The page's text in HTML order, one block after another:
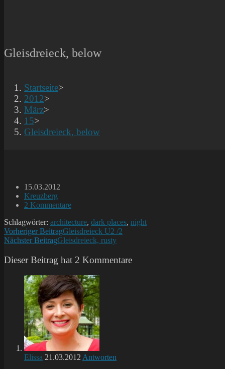
Gleisdreieck, below
Startseite>
2012>
März>
15>
Gleisdreieck, below
Beitrag
veröffentlicht:
15.03.2012
Beitrags-
Kategorie:
Kreuzberg
Beitrags-
2 Kommentare
Schlagwörter: architecture, dark places, night
Weitere
Artikel
ansehen
Vorheriger BeitragGleisdreieck U2 /2
Nächster BeitragGleisdreieck, rusty
Dieser Beitrag hat 2 Kommentare
Elissa 21.03.2012 Antworten